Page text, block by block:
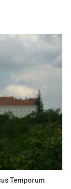
Temporum